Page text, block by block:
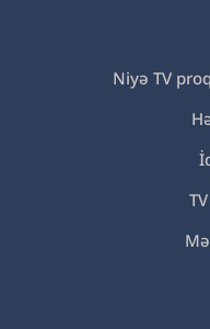
Niyə TV